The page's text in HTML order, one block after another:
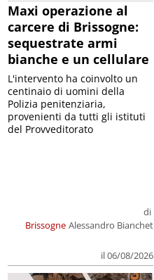
Maxi operazione al
carcere di Brissogne:
sequestrate armi
bianche e un cellulare
Brissogne
di
Alessandro Bianchet
il 06/08/2026
L'intervento ha coinvolto un
centinaio di uomini della
Polizia penitenziaria,
provenienti da tutti gli istituti
del Provveditorato